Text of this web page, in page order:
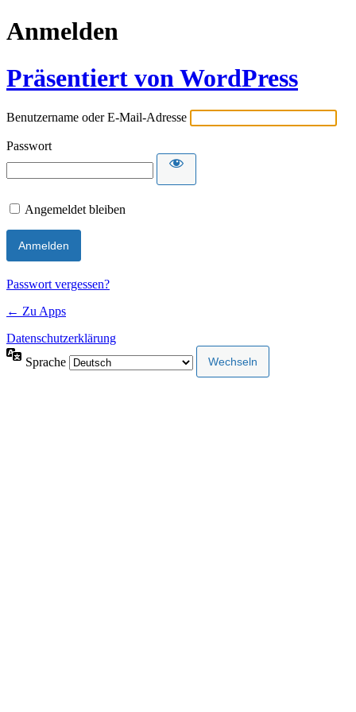
Anmelden
Präsentiert von WordPress
Benutzername oder E-Mail-Adresse
Passwort
Angemeldet bleiben
Passwort vergessen?
← Zu Apps
Datenschutzerklärung
Sprache